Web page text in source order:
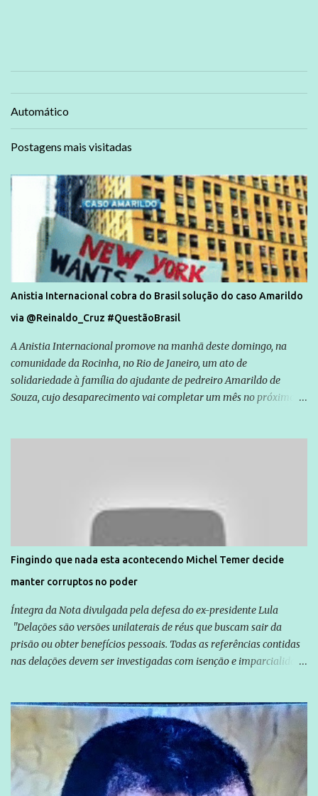
Automático
Postagens mais visitadas
Anistia Internacional cobra do Brasil solução do caso Amarildo
via @Reinaldo_Cruz #QuestãoBrasil
A Anistia Internacional promove na manhã deste domingo, na
comunidade da Rocinha, no Rio de Janeiro, um ato de
solidariedade à família do ajudante de pedreiro Amarildo de
Souza, cujo desaparecimento vai completar um mês no próximo
são vítimas de violência, estão em situação de risco ou têm seus
direitos violados. Leia mais: Anistia Internacional cobra do Brasil
solução do caso Amarildo - Terra Brasil
Fingindo que nada esta acontecendo Michel Temer decide
manter corruptos no poder
Íntegra da Nota divulgada pela defesa do ex-presidente Lula
"Delações são versões unilaterais de réus que buscam sair da
prisão ou obter benefícios pessoais. Todas as referências contidas
nas delações devem ser investigadas com isenção e imparcialidade
Globo manteve com o Grupo Odebrecht, citada na delação de
Emílio Odebrecht. Lula sempre atuou para promover o Brasil no
exterior, e não para promover determinadas empresas ou
empresários" Assina a nota o advogado Cristiano Zanin Martins